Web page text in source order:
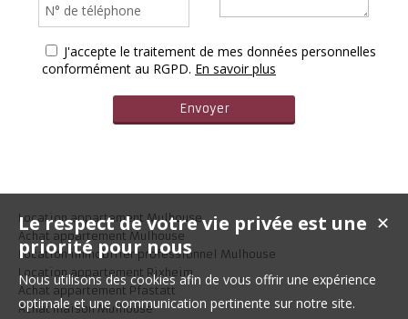
J'accepte le traitement de mes données personnelles
conformément au RGPD. En savoir plus
Location appartement Mulhouse
Achat appartement Mulhouse
Location immobilier professionnel Mulhouse
Location appartement Rixheim
Achat appartement Pfastatt
Achat maison Mulhouse
✕
Le respect de votre vie privée est une
priorité pour nous
Nous utilisons des cookies afin de vous offrir une expérience
optimale et une communication pertinente sur notre site.